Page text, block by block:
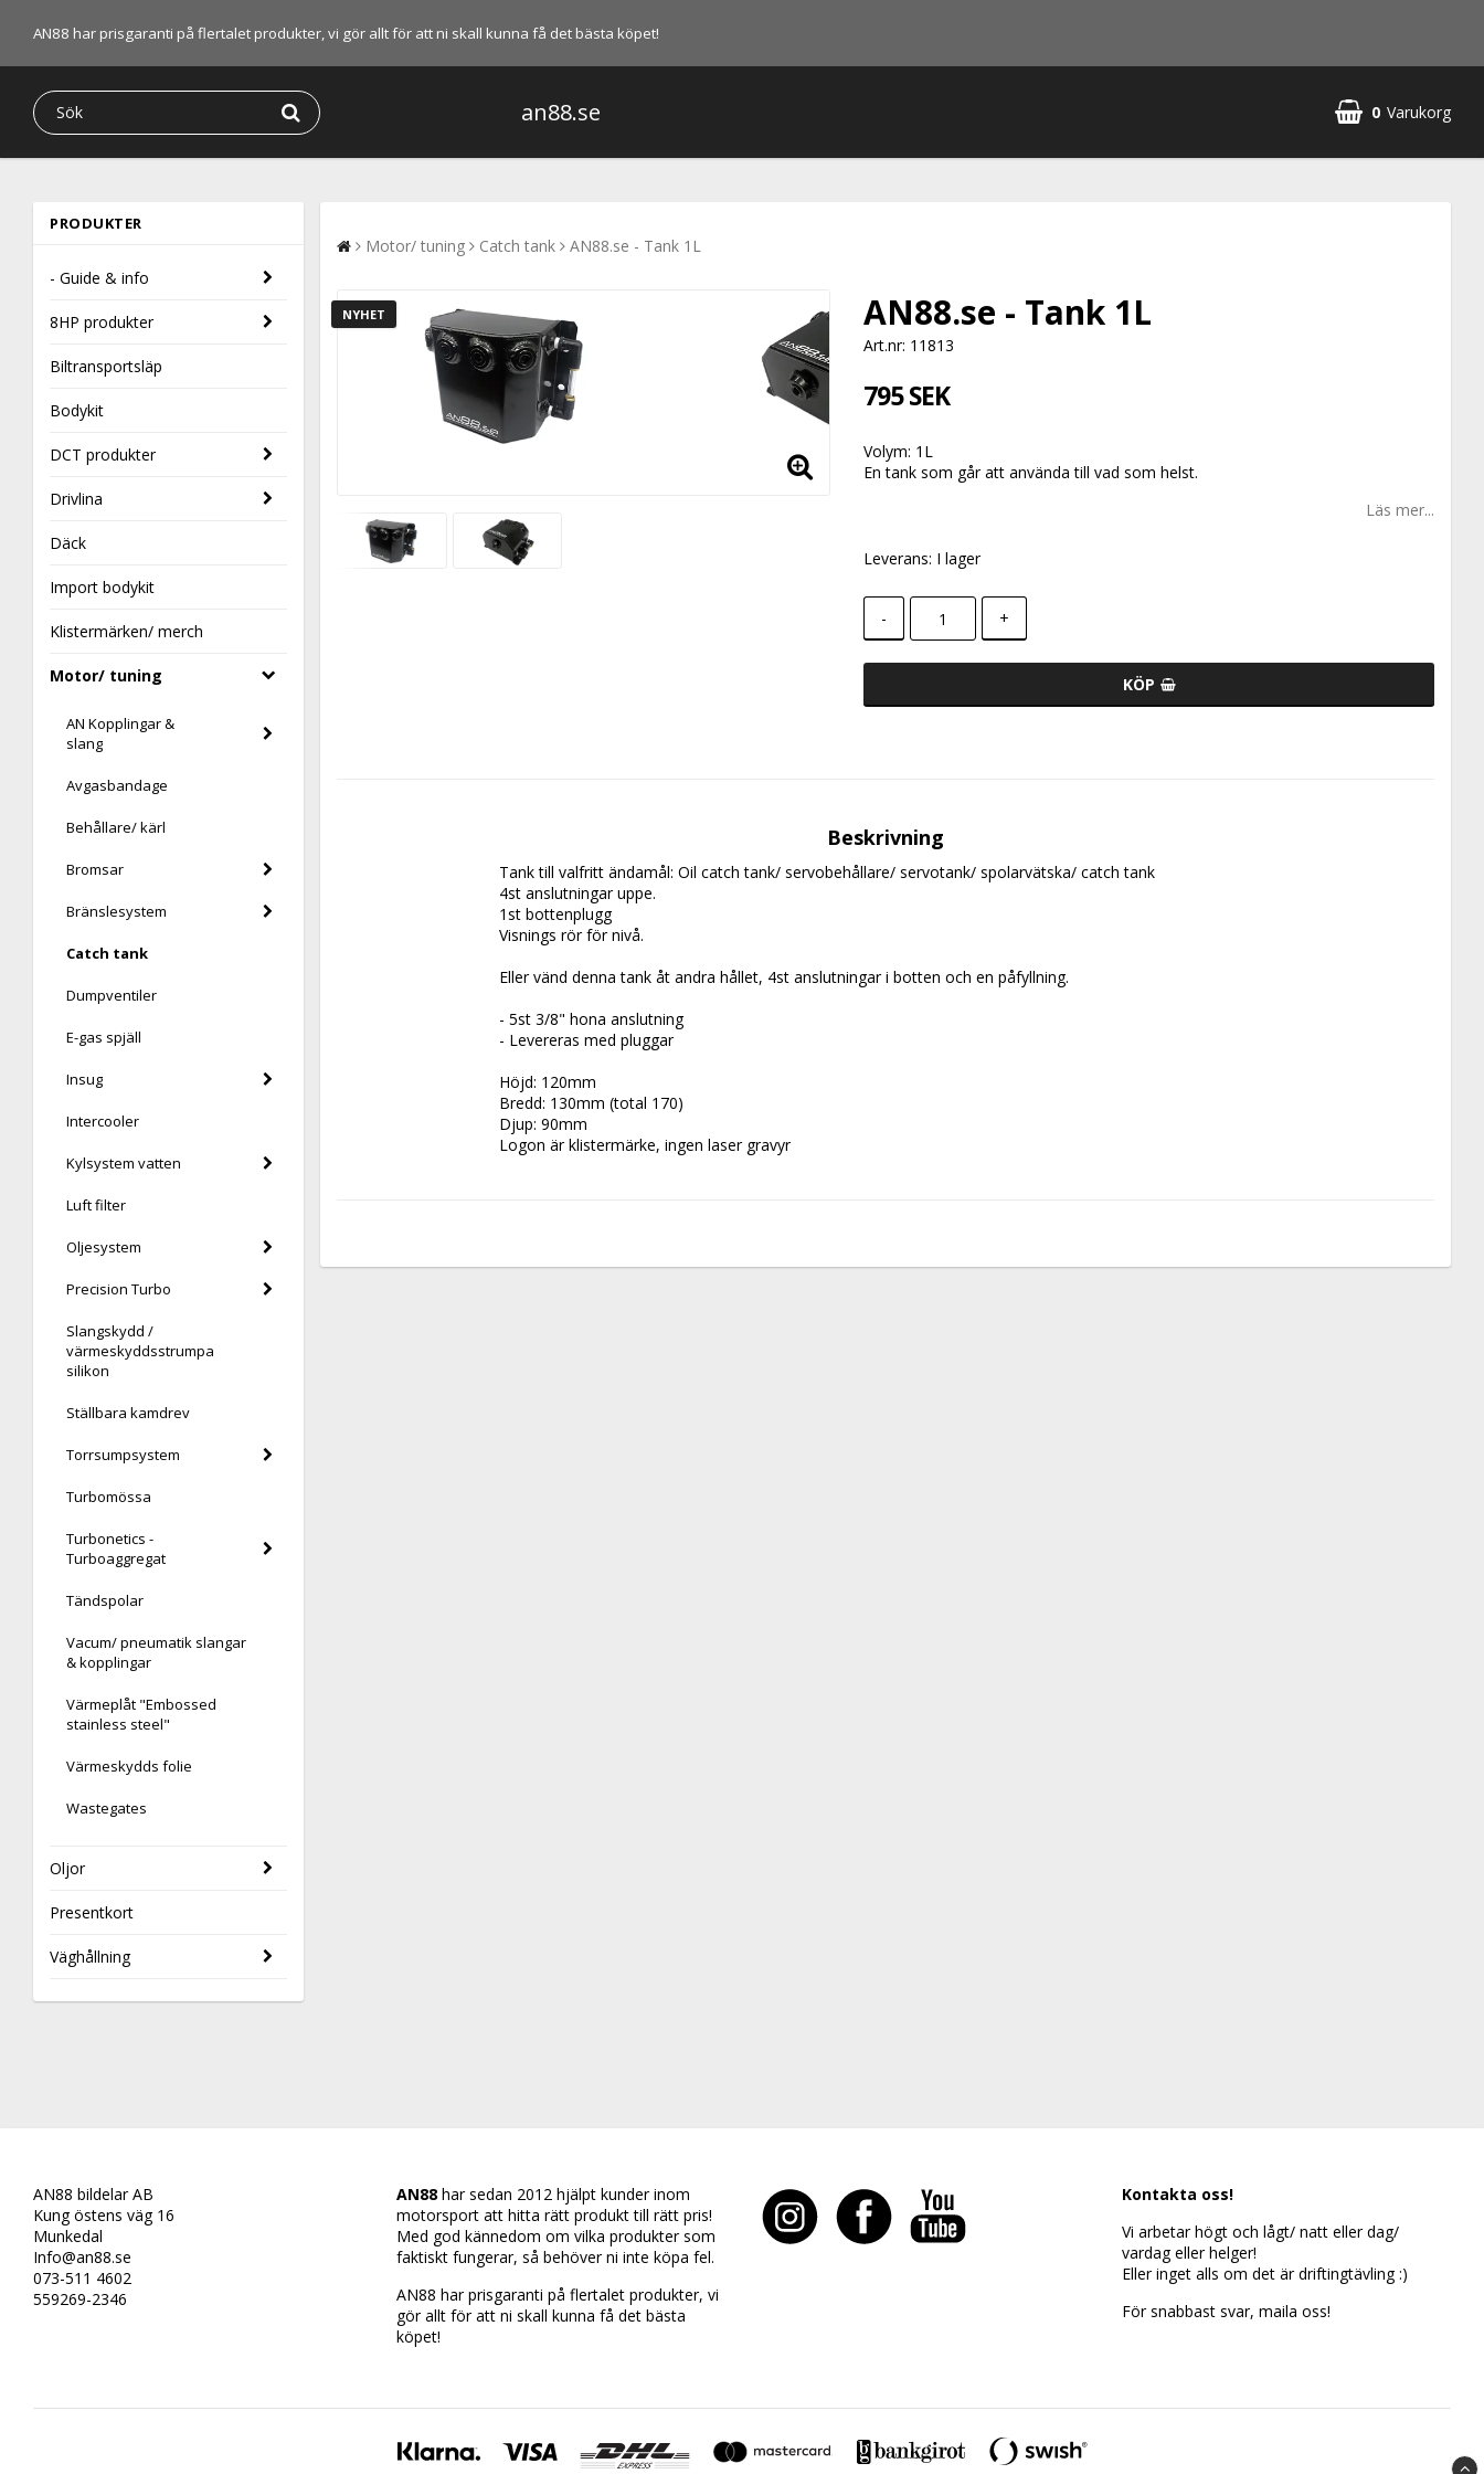
AN88 har prisgaranti på flertalet produkter, vi gör allt för att ni skall kunna få det bästa köpet!
an88.se 0 Varukorg
PRODUKTER
- Guide & info
8HP produkter
Biltransportsläp
Bodykit
DCT produkter
Drivlina
Däck
Import bodykit
Klistermärken/ merch
Motor/ tuning
AN Kopplingar &
slang
Avgasbandage
Behållare/ kärl
Bromsar
Bränslesystem
Catch tank
Dumpventiler
E-gas spjäll
Insug
Intercooler
Kylsystem vatten
Luft filter
Oljesystem
Precision Turbo
Slangskydd /
värmeskyddsstrumpa
silikon
Ställbara kamdrev
Torrsumpsystem
Turbomössa
Turbonetics -
Turboaggregat
Tändspolar
Vacum/ pneumatik slangar
& kopplingar
Värmeplåt "Embossed
stainless steel"
Värmeskydds folie
Wastegates
Oljor
Presentkort
Väghållning
Motor/ tuning Catch tank AN88.se - Tank 1L
NYHET AN88.se - Tank 1L
Art.nr: 11813
795 SEK
Volym: 1L
En tank som går att använda till vad som helst.
Läs mer...
Leverans: I lager
- +
KÖP
Beskrivning
Tank till valfritt ändamål: Oil catch tank/ servobehållare/ servotank/ spolarvätska/ catch tank
4st anslutningar uppe.
1st bottenplugg
Visnings rör för nivå.
Eller vänd denna tank åt andra hållet, 4st anslutningar i botten och en påfyllning.
- 5st 3/8" hona anslutning
- Levereras med pluggar
Höjd: 120mm
Bredd: 130mm (total 170)
Djup: 90mm
Logon är klistermärke, ingen laser gravyr
AN88 bildelar AB
Kung östens väg 16
Munkedal
Info@an88.se
073-511 4602
559269-2346
AN88har sedan 2012 hjälpt kunder inom
motorsport att hitta rätt produkt till rätt pris!
Med god kännedom om vilka produkter som
faktiskt fungerar, så behöver ni inte köpa fel.
AN88 har prisgaranti på flertalet produkter, vi
gör allt för att ni skall kunna få det bästa
köpet!
Kontakta oss!
Vi arbetar högt och lågt/ natt eller dag/
vardag eller helger!
Eller inget alls om det är driftingtävling :)
För snabbast svar, maila oss!